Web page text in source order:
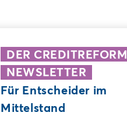
DER CREDITREFORM
NEWSLETTER
Für Entscheider im
Mittelstand